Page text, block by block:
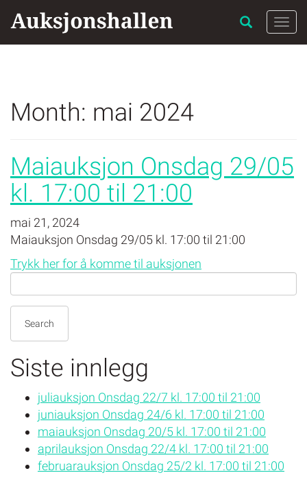
content
Month: mai 2024
Maiauksjon Onsdag 29/05
kl. 17:00 til 21:00
mai 21, 2024
Maiauksjon Onsdag 29/05 kl. 17:00 til 21:00
Trykk her for å komme til auksjonen
Search
Siste innlegg
juliauksjon Onsdag 22/7 kl. 17:00 til 21:00
juniauksjon Onsdag 24/6 kl. 17:00 til 21:00
maiauksjon Onsdag 20/5 kl. 17:00 til 21:00
aprilauksjon Onsdag 22/4 kl. 17:00 til 21:00
februarauksjon Onsdag 25/2 kl. 17:00 til 21:00